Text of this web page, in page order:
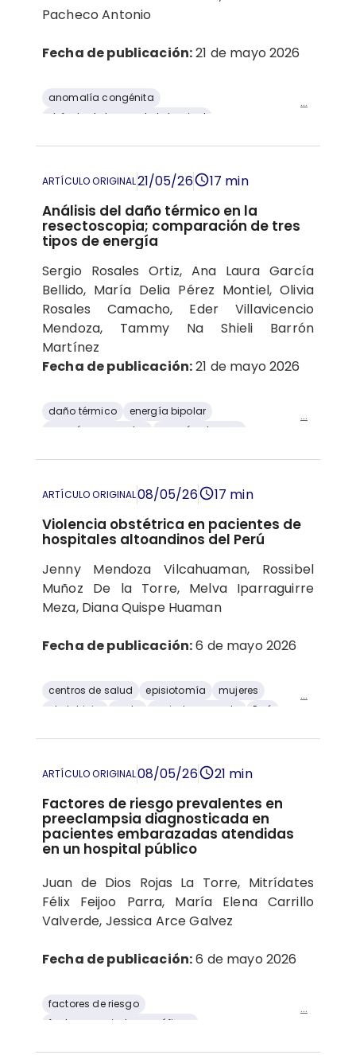
Pacheco Antonio
Fecha de publicación:21 de mayo 2026
anomalía congénita
defecto de la pared abdominal
...
ARTÍCULO ORIGINAL21/05/26 17 min
Análisis del daño térmico en la
resectoscopia; comparación de tres
tipos de energía
Sergio Rosales Ortiz, Ana Laura García
Bellido, María Delia Pérez Montiel, Olivia
Rosales Camacho, Eder Villavicencio
Mendoza, Tammy Na Shieli Barrón
Martínez
Fecha de publicación:21 de mayo 2026
daño térmico
energía bipolar
energía monopolar
energía plasma
...
ARTÍCULO ORIGINAL08/05/26 17 min
Violencia obstétrica en pacientes de
hospitales altoandinos del Perú
Jenny Mendoza Vilcahuaman, Rossibel
Muñoz De la Torre, Melva Iparraguirre
Meza, Diana Quispe Huaman
Fecha de publicación:6 de mayo 2026
centros de salud episiotomía
mujeres
obstetricia
parto periodo posparto
Perú
...
ARTÍCULO ORIGINAL08/05/26 21 min
Factores de riesgo prevalentes en
preeclampsia diagnosticada en
pacientes embarazadas atendidas
en un hospital público
Juan de Dios Rojas La Torre, Mitrídates
Félix Feijoo Parra, María Elena Carrillo
Valverde, Jessica Arce Galvez
Fecha de publicación:6 de mayo 2026
factores de riesgo
factores sociodemográficos
...